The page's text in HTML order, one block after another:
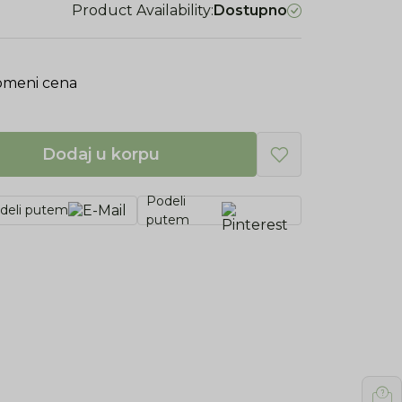
Product Availability:Dostupno
cena
Dodaj u korpu
putem
Podeli
putem